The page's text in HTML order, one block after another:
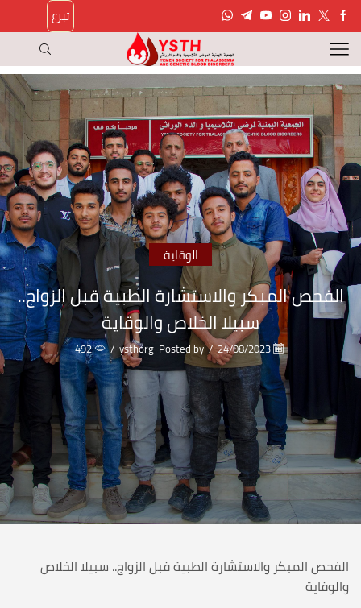
تبرع
الوقاية
الفحص المبكر والاستشارة الطبية قبل الزواج..
سبيلا الخلاص والوقاية
24/08/2023
/
Posted by
ysthorg
/
492
الفحص المبكر والاستشارة الطبية قبل الزواج.. سبيلا الخلاص
والوقاية